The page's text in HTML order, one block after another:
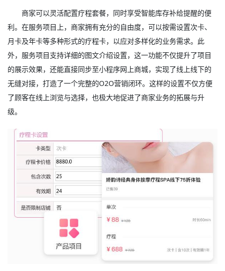
商家可以灵活配置疗程套餐，同时享受智能库存补给提醒的便
利。在服务项目上，商家拥有充分的自由度，可以按需设置次卡、
月卡及年卡等多种形式的疗程卡，以应对多样化的业务需求。此
外，服务项目支持详细的图文介绍设置，这一功能不仅提升了项目
的展示效果，还能直接同步至小程序网上商城，实现了线上线下的
无缝对接，打造了一个完整的O2O营销闭环。这样的设置不仅方便
了顾客在线上浏览与选择，也极大地促进了商家业务的拓展与升
级。